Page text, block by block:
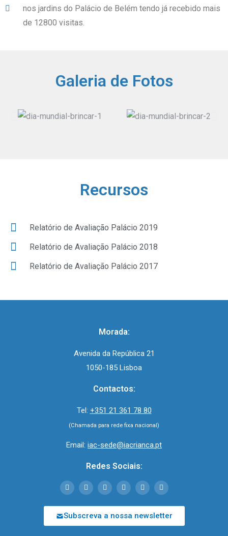
nos jardins do Palácio de Belém tendo já recebido mais
de 12800 visitas.
Galeria de Fotos
Recursos
Relatório de Avaliação Palácio 2019
Relatório de Avaliação Palácio 2018
Relatório de Avaliação Palácio 2017
Morada:
Avenida da República 21
1050-185 Lisboa
Contactos:
Tel: +351 21 361 78 80
(Chamada para rede fixa nacional)
Email: iac-sede@iacrianca.pt
Redes Sociais:
Subscreva a nossa newsletter